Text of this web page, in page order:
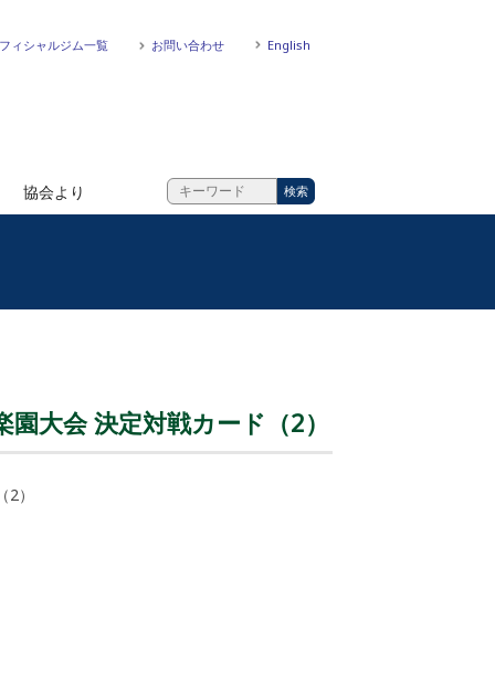
ィシャルジム一覧 お問い合わせ English
協会より
大会 決定対戦カード（2）
）